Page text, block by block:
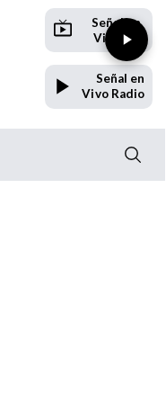
Señal en
Vivo TV
Señal en
Vivo Radio